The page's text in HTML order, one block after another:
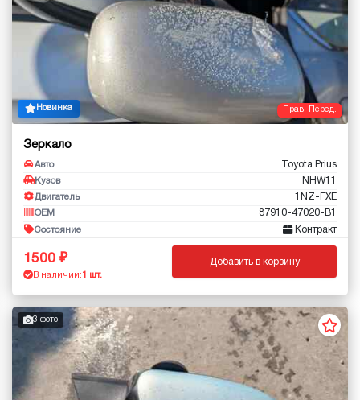
Прав. Перед.
Новинка
Зеркало
Авто Toyota Prius
Кузов NHW11
Двигатель 1NZ-FXE
OEM 87910-47020-B1
Состояние Контракт
1500
В наличии: 1 шт.
Добавить в корзину
3 фото